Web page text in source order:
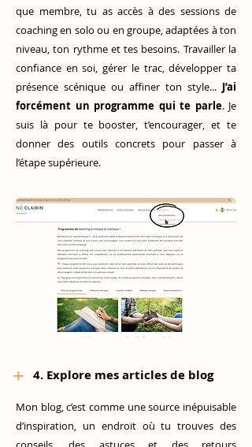
que membre, tu as accès à des sessions de
coaching en solo ou en groupe, adaptées à ton
niveau, ton rythme et tes besoins. Travailler la
confiance en soi, gérer le trac, développer ta
présence scénique ou affiner ton style... J’ai
forcément un programme qui te parle. Je
suis là pour te booster, t’encourager, et te
donner des outils concrets pour passer à
l’étape supérieure.
+ 4. Explore mes articles de blog
Mon blog, c’est comme une source inépuisable
d’inspiration, un endroit où tu trouves des